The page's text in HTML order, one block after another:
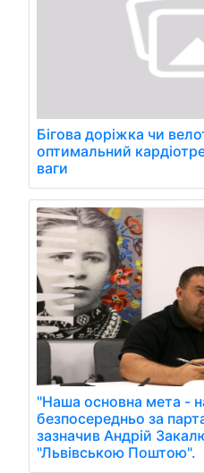
Бігова доріжка чи
оптимальний
ваги
"Наша основна мета -
безпосередньо за
зазначив Андрій
"Львівською Поштою".